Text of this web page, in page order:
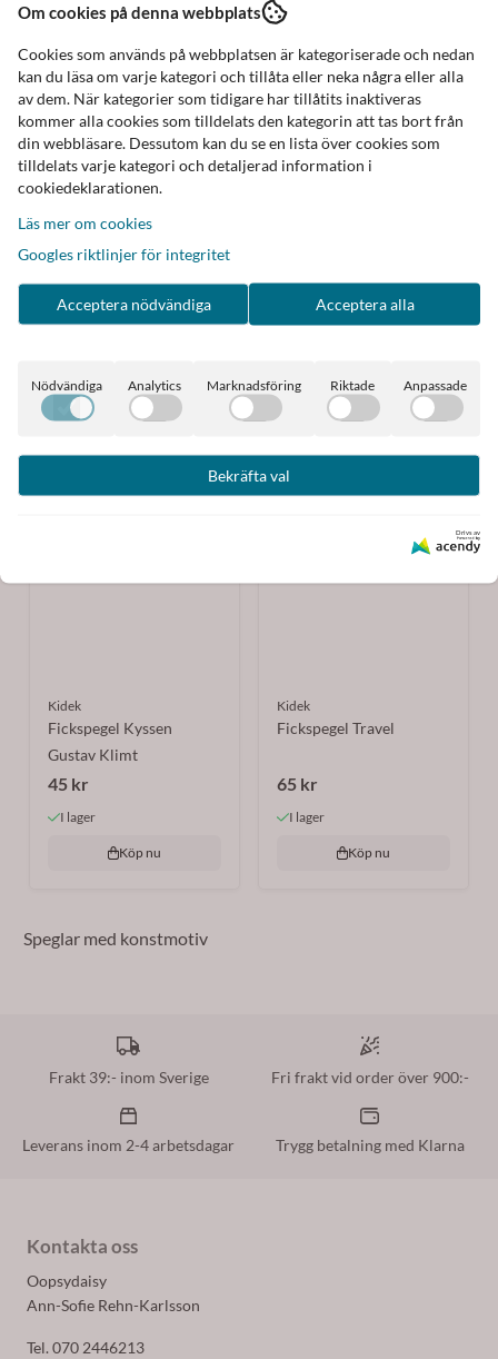
Kidek
Fickspegel Kyssen
Gustav Klimt
45 kr
I lager
Köp nu
Kidek
Fickspegel Travel
65 kr
I lager
Köp nu
Speglar med konstmotiv
Frakt 39:- inom Sverige Fri frakt vid order över 900:-
Leverans inom 2-4 arbetsdagar Trygg betalning med Klarna
Kontakta oss
Oopsydaisy
Ann-Sofie Rehn-Karlsson
Tel. 070 2446213
Om cookies på denna webbplats
Cookies som används på webbplatsen är kategoriserade och nedan
kan du läsa om varje kategori och tillåta eller neka några eller alla
av dem. När kategorier som tidigare har tillåtits inaktiveras
kommer alla cookies som tilldelats den kategorin att tas bort från
din webbläsare. Dessutom kan du se en lista över cookies som
tilldelats varje kategori och detaljerad information i
cookiedeklarationen.
Läs mer om cookies
Googles riktlinjer för integritet
Acceptera nödvändiga Acceptera alla
Nödvändiga Analytics Marknadsföring Riktade Anpassade
Bekräfta val
Drivs av